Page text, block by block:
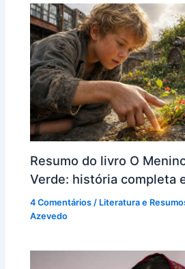
Resumo do livro O
Verde: história completa
4 Comentários / Literatura e
Azevedo